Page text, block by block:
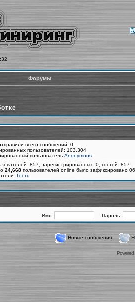
Форумы
всего сообщений: 0
пользователей: 103,304
пользователь Anonymous
857, зарегистрированных: 0, гостей:
24,668 пользователей online было зафиксировано
Гость
Имя: Пароль:
Новые сообщения